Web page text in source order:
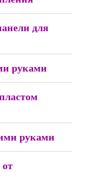
для
руками
руками